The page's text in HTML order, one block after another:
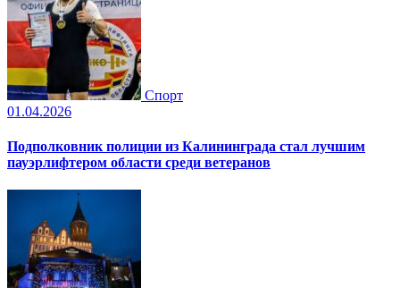
Спорт
01.04.2026
Подполковник полиции из Калининграда стал лучшим
пауэрлифтером области среди ветеранов